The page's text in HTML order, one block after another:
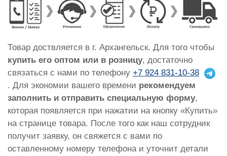
Товар доствляется в г. Архангельск. Для того чтобы
купить его оптом или в розницу, достаточно
связаться с нами по телефону +7 924 831-10-38
. Для экономии вашего времени рекомендуем
заполнить и отправить специальную форму,
которая появляется при нажатии на кнопку «Купить»
на странице товара. После того как наш сотрудник
получит заявку, он свяжется с вами по
оставленному номеру телефона и уточнит детали